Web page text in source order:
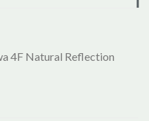
4F Natural Reflection